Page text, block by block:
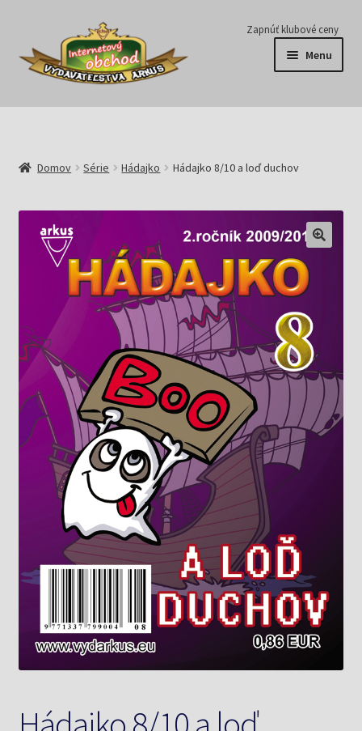
Preskočiť
navigáciu
Preskočiť
obsah
Zapnúť klubové ceny
Menu
Série
Predplatné
Pripravujeme
Pre školy
Knižný klub
Kontakt
Domov Série Hádajko Hádajko 8/10 a loď duchov